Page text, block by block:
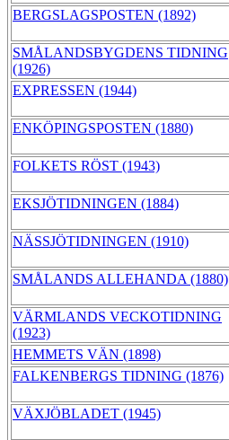
BERGSLAGSPOSTEN (1892)
SMÅLANDSBYGDENS TIDNING
(1926)
EXPRESSEN (1944)
ENKÖPINGSPOSTEN (1880)
FOLKETS RÖST (1943)
EKSJÖTIDNINGEN (1884)
NÄSSJÖTIDNINGEN (1910)
SMÅLANDS ALLEHANDA (1880)
VÄRMLANDS VECKOTIDNING
(1923)
HEMMETS VÄN (1898)
FALKENBERGS TIDNING (1876)
VÄXJÖBLADET (1945)